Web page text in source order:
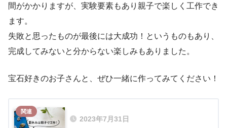
間がかかりますが、実験要素もあり親子で楽しく工作でき
ます。
失敗と思ったものが最後には大成功！というものもあり、
完成してみないと分からない楽しみもありました。
宝石好きのお子さんと、ぜひ一緒に作ってみてください！
2023年7月31日